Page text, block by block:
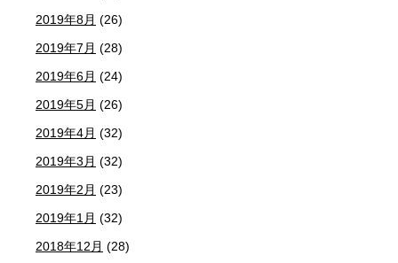
2019年8月 (26)
2019年7月 (28)
2019年6月 (24)
2019年5月 (26)
2019年4月 (32)
2019年3月 (32)
2019年2月 (23)
2019年1月 (32)
2018年12月 (28)